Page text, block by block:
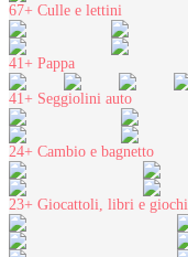
67+ Culle e lettini
41+ Pappa
41+ Seggiolini auto
24+ Cambio e bagnetto
23+ Giocattoli, libri e giochi